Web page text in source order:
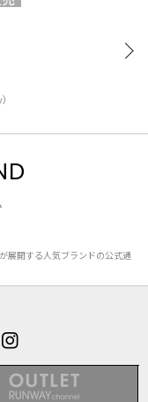
展開する人気ブランドの公式通